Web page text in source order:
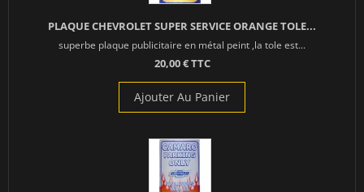
PLAQUE CHEVROLET SUPER SERVICE ORANGE TOLE...
superbe plaque publicitaire en métal peint ,la tole est...
20,00 € TTC
Ajouter Au Panier